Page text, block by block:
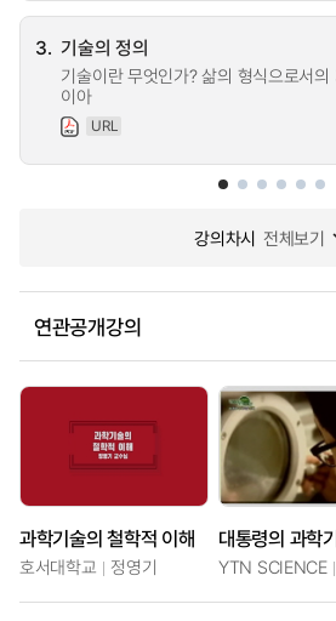
3. 기술의 정의
기술이란 무엇인가? 삶의 형식으로서
이아
URL
강의차시 전체보기
연관공개강의
과학기술의 철학적 이해
호서대학교 정영기 YTN SCIENCE